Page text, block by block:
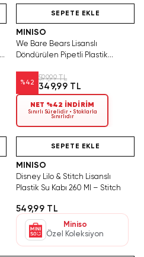
Tükenmeden Satın Al
SEPETE EKLE
MINISO
We Bare Bears Lisanslı
Döndürülen Pipetli Plastik
Ritüellerine Renk Katan Tasarım
%42
599,99 TL
349,99 TL
NET %42 İNDİRİM
Sınırlı Sürelidir • Stoklarla
Sınırlıdır
Tükenmeden Satın Al
SEPETE EKLE
MINISO
Disney Lilo & Stitch Lisanslı
Plastik Su Kabı 260 Ml – Stitch
549,99 TL
Miniso
Özel Koleksiyon